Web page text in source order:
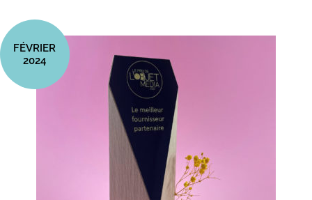
FÉVRIER
2024